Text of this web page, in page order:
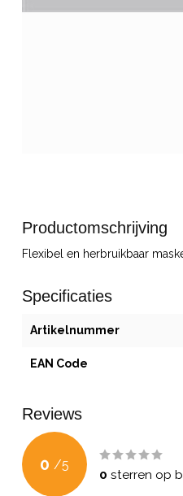
Productomschrijving
Flexibel en herbruikbaar
Specificaties
Artikelnummer
EAN Code
Reviews
0 /5
0 sterren op